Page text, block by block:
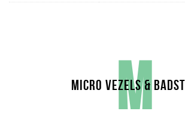
M
MICRO VEZELS &